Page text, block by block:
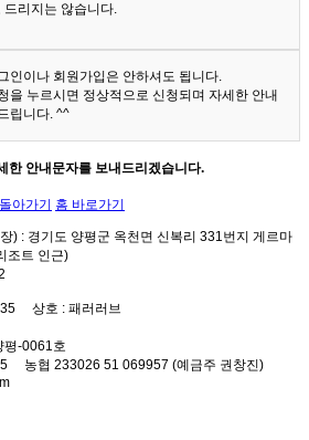
드리지는 않습니다.
인이나 회원가입은 안하셔도 됩니다.
을 누르시면 정상적으로 신청되며 자세한 안내
립니다. ^^
한 안내문자를 보내드리겠습니다.
돌아가기 홈 바로가기
) : 경기도 양평군 옥천면 신복리 331번지 게르마
조트 인근)
상호 : 패러러브
평-0061호
농협 233026 51 069957 (예금주 권창진)